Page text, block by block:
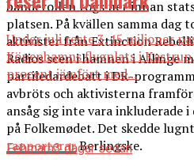
banderollen togs ner innan
platsen. På kvällen samma dag
aktivister från Extinction
Radios scen i hamnen i Allinge
partiledardebatt i DR-
avbröts och aktivisterna
ansåg sig inte vara inkluderade
på Folkemødet. Det skedde
rapporterarBerlingske.
Under juli reste 3,45 miljoner
Köpenhamns flygplats i
procent jämfört med...
Fehmarn3 dagar sedan